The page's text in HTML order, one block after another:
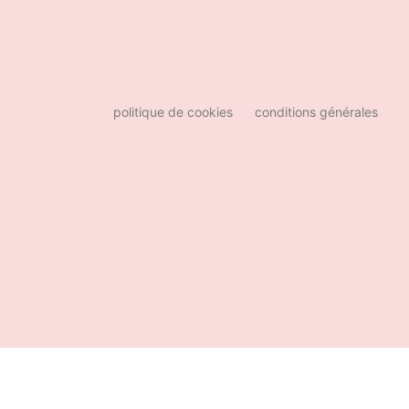
politique de cookies conditions générales